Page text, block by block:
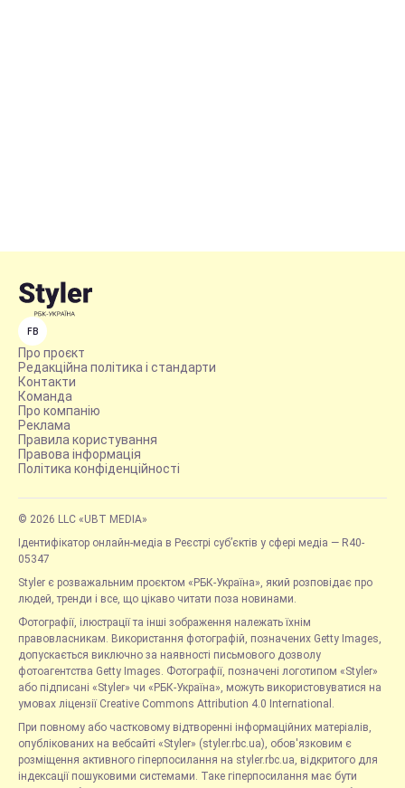
FB
Про проєкт
Редакційна політика і стандарти
Контакти
Команда
Про компанію
Реклама
Правила користування
Правова інформація
Політика конфіденційності
© 2026 LLC «UBT MEDIA»
Ідентифікатор онлайн-медіа в Реєстрі суб’єктів у сфері медіа — R40-
05347
Styler є розважальним проєктом «РБК-Україна», який розповідає про
людей, тренди і все, що цікаво читати поза новинами.
Фотографії, ілюстрації та інші зображення належать їхнім
правовласникам. Використання фотографій, позначених Getty Images,
допускається виключно за наявності письмового дозволу
фотоагентства Getty Images. Фотографії, позначені логотипом «Styler»
або підписані «Styler» чи «РБК-Україна», можуть використовуватися на
умовах ліцензії Creative Commons Attribution 4.0 International.
При повному або частковому відтворенні інформаційних матеріалів,
опублікованих на вебсайті «Styler» (styler.rbc.ua), обов'язковим є
розміщення активного гіперпосилання на styler.rbc.ua, відкритого для
індексації пошуковими системами. Таке гіперпосилання має бути